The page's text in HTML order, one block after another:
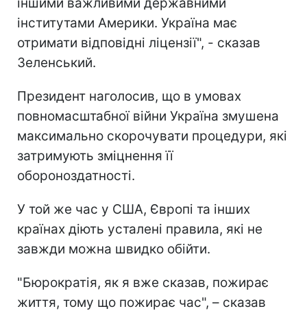
інститутами Америки. Україна має
отримати відповідні ліцензії", - сказав
Зеленський.
Президент наголосив, що в умовах
повномасштабної війни Україна змушена
максимально скорочувати процедури, які
затримують зміцнення її
обороноздатності.
У той же час у США, Європі та інших
країнах діють усталені правила, які не
завжди можна швидко обійти.
"Бюрократія, як я вже сказав, пожирає
життя, тому що пожирає час", – сказав